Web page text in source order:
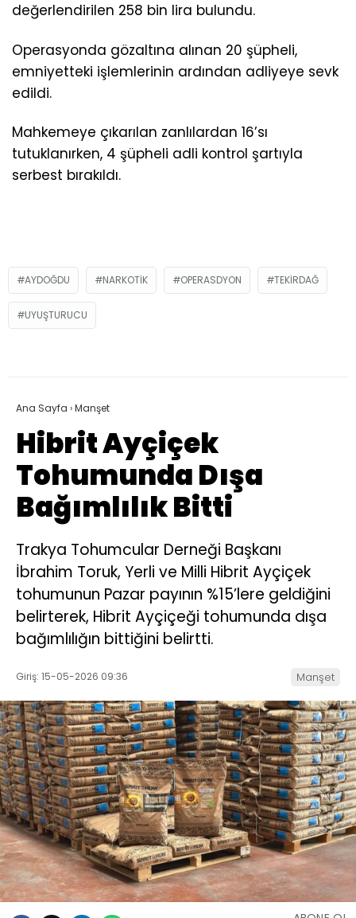
değerlendirilen 258 bin lira bulundu.
Operasyonda gözaltına alınan 20 şüpheli,
emniyetteki işlemlerinin ardından adliyeye sevk
edildi.
Mahkemeye çıkarılan zanlılardan 16’sı
tutuklanırken, 4 şüpheli adli kontrol şartıyla
serbest bırakıldı.
AYDOĞDU NARKOTIK OPERASDYON TEKIRDAĞ
UYUŞTURUCU
Ana Sayfa ›Manşet
Hibrit Ayçiçek
Tohumunda Dışa
Bağımlılık Bitti
Trakya Tohumcular Derneği Başkanı
İbrahim Toruk, Yerli ve Milli Hibrit Ayçiçek
tohumunun Pazar payının %15’lere geldiğini
belirterek, Hibrit Ayçiçeği tohumunda dışa
bağımlılığın bittiğini belirtti.
Giriş: 15-05-2026 09:36 Manşet